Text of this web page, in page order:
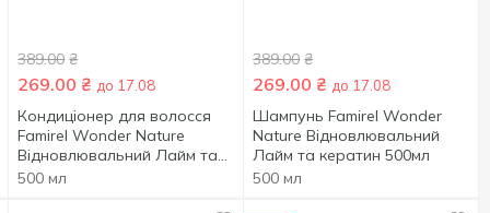
389.00 ₴
269.00 ₴ до 17.08
Кондиціонер для волосся
Famirel Wonder Nature
Відновлювальний Лайм та
кератин 500мл
500 мл
389.00 ₴
269.00 ₴ до 17.08
Шампунь Famirel Wonder
Nature Відновлювальний
Лайм та кератин 500мл
500 мл